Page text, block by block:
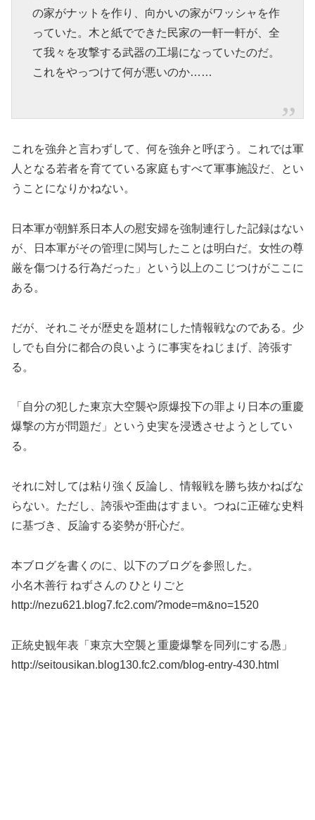
の家がナットを作り、向かいの家がワッシャを作
っていた。木と紙でできた民家の一軒一軒が、全
て我々を攻撃する武器の工場になっていたのだ。
これをやっつけて何が悪いのか……
これを強弁と言わずして、何を強弁と呼ぼう。これでは軍
人となる若者を育てている家庭もすべて軍事施設だ、とい
うことになりかねない。
日本軍が朝鮮系日本人の慰安婦を強制連行した記録はない
が、日本軍がその管理に関与したことは明白だ。女性の尊
厳を傷つける行為だった」という以上のこじつけがここに
ある。
だが、それこそが歴史を題材にした情報戦なのである。少
しでも自分に都合の良いように事実をねじまげ、誇張す
る。
「自分の犯した東京大空襲や原爆投下の罪より日本の重慶
爆撃の方が問題だ」という史実を浸透させようとしてい
る。
それに対しては粘り強く反論し、情報戦を勝ち抜かねばな
らない。ただし、誇張や歪曲はすまい。つねに正確な史料
に基づき、反論する姿勢が肝心だ。
本ブログを書くのに、以下のブログを参照した。
小名木善行 ねずさんの ひとりごと
http://nezu621.blog7.fc2.com/?mode=m&no=1520
正統史観年表「東京大空襲と重慶爆撃を同列にする愚」
http://seitousikan.blog130.fc2.com/blog-entry-430.html